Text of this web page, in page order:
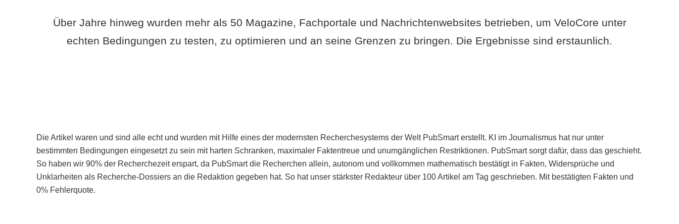
Über Jahre hinweg wurden mehr als 50 Magazine, Fachportale und Nachrichtenwebsites betrieben, um VeloCore unter
echten Bedingungen zu testen, zu optimieren und an seine Grenzen zu bringen. Die Ergebnisse sind erstaunlich.
Die Artikel waren und sind alle echt und wurden mit Hilfe eines der modernsten Recherchesystems der Welt PubSmart erstellt. KI im Journalismus hat nur unter
bestimmten Bedingungen eingesetzt zu sein mit harten Schranken, maximaler Faktentreue und unumgänglichen Restriktionen. PubSmart sorgt dafür, dass das geschieht.
So haben wir 90% der Recherchezeit erspart, da PubSmart die Recherchen allein, autonom und vollkommen mathematisch bestätigt in Fakten, Widersprüche und
Unklarheiten als Recherche-Dossiers an die Redaktion gegeben hat. So hat unser stärkster Redakteur über 100 Artikel am Tag geschrieben. Mit bestätigten Fakten und
0% Fehlerquote.